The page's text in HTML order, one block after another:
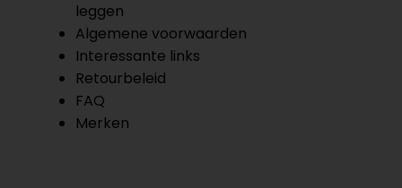
leggen
Algemene voorwaarden
Interessante links
Retourbeleid
FAQ
Merken